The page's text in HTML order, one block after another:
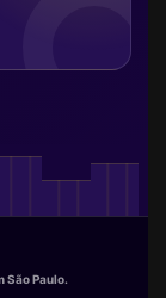
São Paulo.